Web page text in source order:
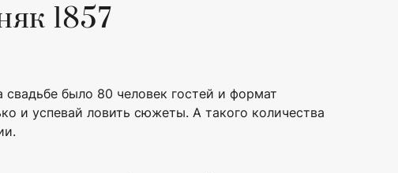
1857
было 80 человек гостей и формат
и успевай ловить сюжеты. А такого количества